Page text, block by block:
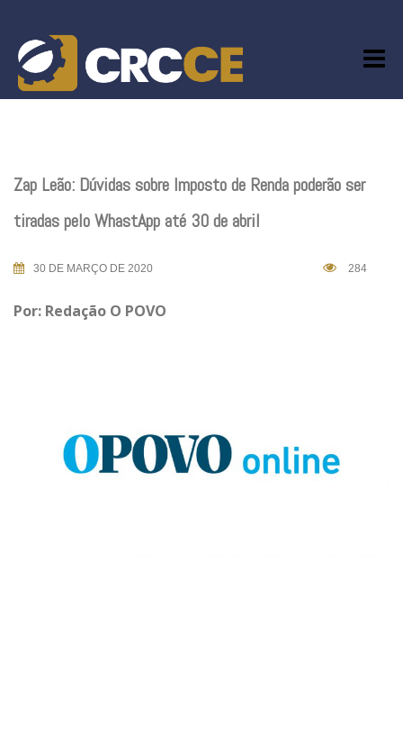
content
Zap Leão: Dúvidas sobre Imposto de Renda poderão ser
tiradas pelo WhastApp até 30 de abril
30 DE MARÇO DE 2020 284
Por: Redação O POVO